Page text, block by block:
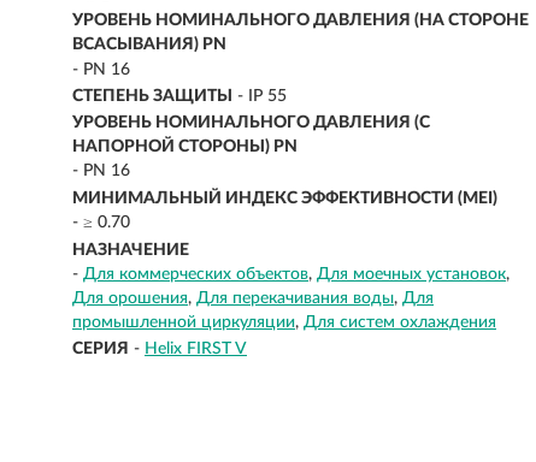
УРОВЕНЬ НОМИНАЛЬНОГО ДАВЛЕНИЯ (НА СТОРОНЕ
ВСАСЫВАНИЯ) PN
- PN 16
СТЕПЕНЬ ЗАЩИТЫ
- IP 55
УРОВЕНЬ НОМИНАЛЬНОГО ДАВЛЕНИЯ (С
НАПОРНОЙ СТОРОНЫ) PN
- PN 16
МИНИМАЛЬНЫЙ ИНДЕКС ЭФФЕКТИВНОСТИ (MEI)
- ≥ 0.70
НАЗНАЧЕНИЕ
- Для коммерческих объектов Для моечных установок
Для орошения Для перекачивания воды Для
промышленной циркуляции Для систем охлаждения
СЕРИЯ - Helix FIRST V